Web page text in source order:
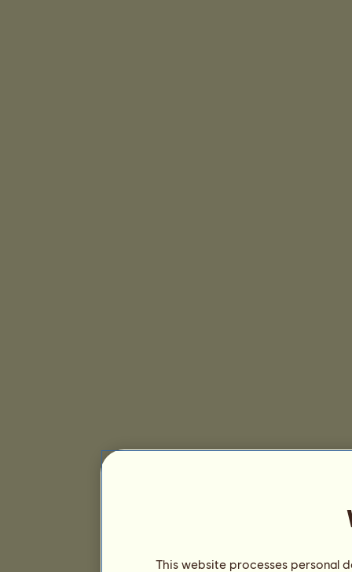
This website processes personal